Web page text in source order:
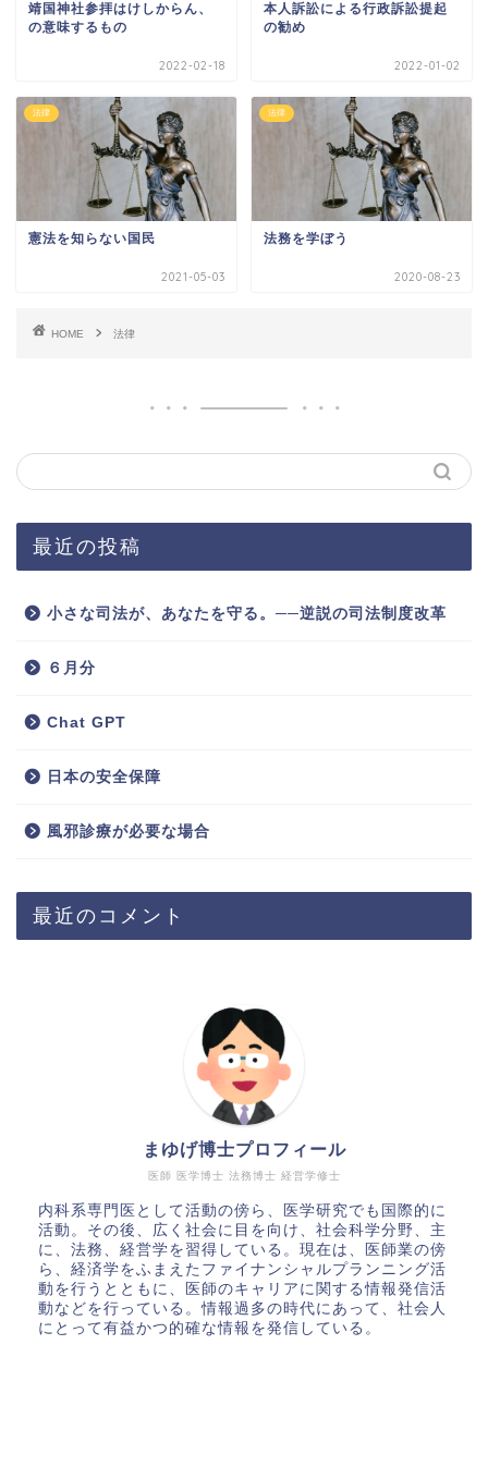
靖国神社参拝はけしからん、
の意味するもの
2022-02-18
本人訴訟による行政訴訟提起
の勧め
2022-01-02
法律
憲法を知らない国民
2021-05-03
法律
法務を学ぼう
2020-08-23
HOME 法律
最近の投稿
小さな司法が、あなたを守る。──逆説の司法制度改革
６月分
Chat GPT
日本の安全保障
風邪診療が必要な場合
最近のコメント
医師 医学博士 法務博士 経営学修士
まゆげ博士プロフィール
内科系専門医として活動の傍ら、医学研究でも国際的に
活動。その後、広く社会に目を向け、社会科学分野、主
に、法務、経営学を習得している。現在は、医師業の傍
ら、経済学をふまえたファイナンシャルプランニング活
動を行うとともに、医師のキャリアに関する情報発信活
動などを行っている。情報過多の時代にあって、社会人
にとって有益かつ的確な情報を発信している。